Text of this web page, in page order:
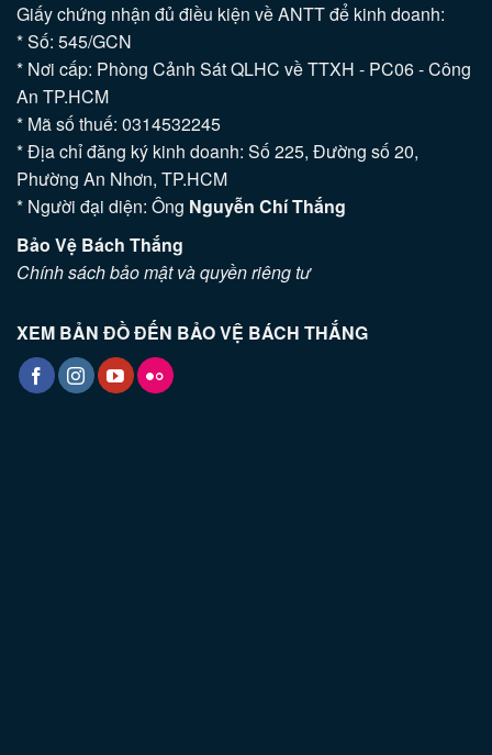
Giấy chứng nhận đủ điều kiện về ANTT để kinh doanh:
* Số: 545/GCN
* Nơi cấp: Phòng Cảnh Sát QLHC về TTXH - PC06 - Công
An TP.HCM
* Mã số thuế: 0314532245
* Địa chỉ đăng ký kinh doanh: Số 225, Đường số 20,
Phường An Nhơn, TP.HCM
* Người đại diện: Ông Nguyễn Chí Thắng
Bảo Vệ Bách Thắng
Chính sách bảo mật và quyền riêng tư
XEM BẢN ĐỒ ĐẾN BẢO VỆ BÁCH THẮNG